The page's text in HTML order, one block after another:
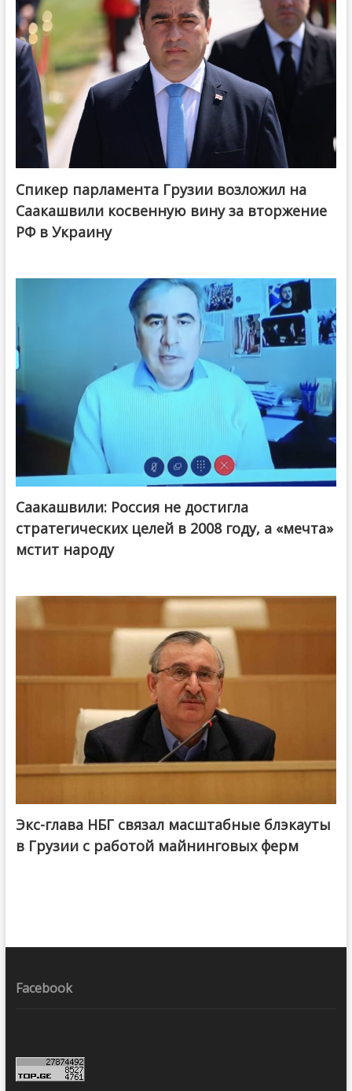
Спикер парламента Грузии возложил на
Саакашвили косвенную вину за вторжение
РФ в Украину
Саакашвили: Россия не достигла
стратегических целей в 2008 году, а «мечта»
мстит народу
Экс-глава НБГ связал масштабные блэкауты
в Грузии с работой майнинговых ферм
Facebook